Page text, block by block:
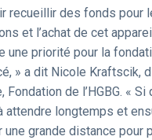
recueillir des fonds pour
et l’achat de cet
une priorité pour la
» a dit Nicole Kraftscik,
Fondation de l’HGBG. « Si
attendre longtemps et
une grande distance pour